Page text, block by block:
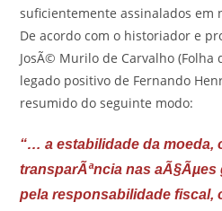
suficientemente assinalados em
De acordo com o historiador e
JosÃ© Murilo de Carvalho (Folha
legado positivo de Fernando
resumido do seguinte modo:
“… a estabilidade da moeda,
transparÃªncia nas
pela responsabilidade fiscal,